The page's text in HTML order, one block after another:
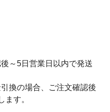
～5日営業日以内で発送
換の場合、ご注文確認後
ます。